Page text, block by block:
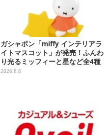
ガシャポン「miffy インテリアラ
イトマスコット」が発売！ふんわ
り光るミッフィーと星など全4種
ラインナップ
2026.8.6